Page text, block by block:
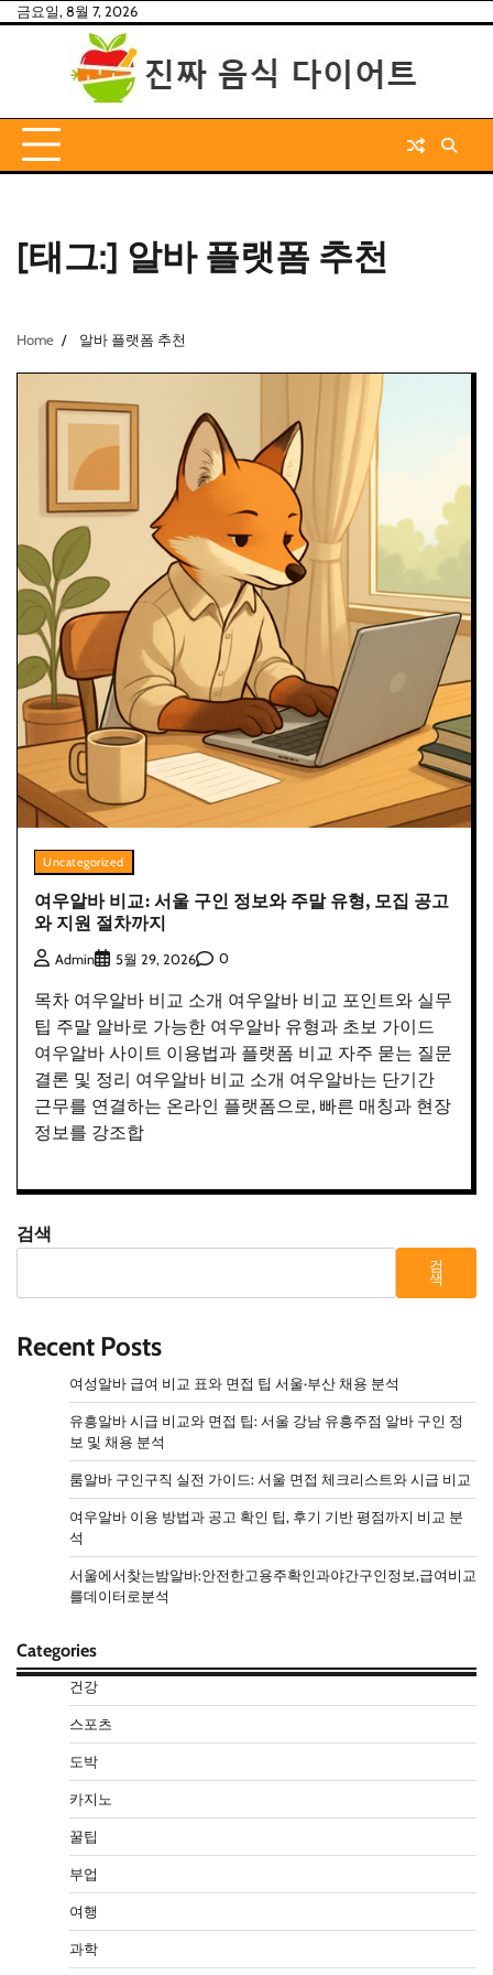
Skip금요일, 8월 7, 2026
[태그:] 알바 플랫폼 추천
Home 알바 플랫폼 추천
Uncategorized
여우알바 비교: 서울 구인 정보와 주말 유형, 모집 공고
와 지원 절차까지
Admin 5월 29, 2026 0
목차 여우알바 비교 소개 여우알바 비교 포인트와 실무
팁 주말 알바로 가능한 여우알바 유형과 초보 가이드
여우알바 사이트 이용법과 플랫폼 비교 자주 묻는 질문
결론 및 정리 여우알바 비교 소개 여우알바는 단기간
근무를 연결하는 온라인 플랫폼으로, 빠른 매칭과 현장
정보를 강조합
검색
검
색
Recent Posts
여성알바 급여 비교 표와 면접 팁 서울·부산 채용 분석
유흥알바 시급 비교와 면접 팁: 서울 강남 유흥주점 알바 구인 정
보 및 채용 분석
룸알바 구인구직 실전 가이드: 서울 면접 체크리스트와 시급 비교
여우알바 이용 방법과 공고 확인 팁, 후기 기반 평점까지 비교 분
석
서울에서찾는밤알바:안전한고용주확인과야간구인정보,급여비교
를데이터로분석
Categories
건강
스포츠
도박
카지노
꿀팁
부업
여행
과학